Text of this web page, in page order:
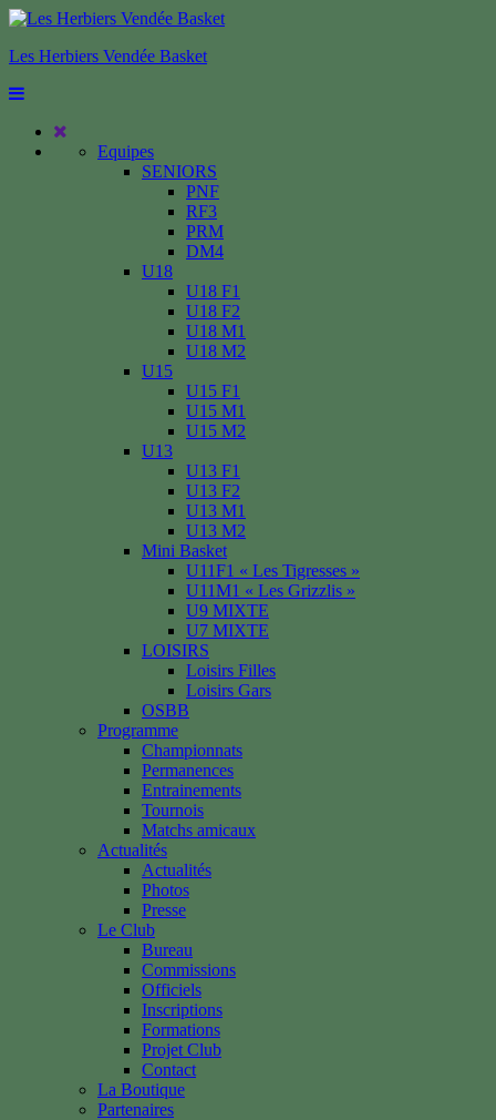
Les Herbiers Vendée Basket
Equipes
SENIORS
PNF
RF3
PRM
DM4
U18
U18 F1
U18 F2
U18 M1
U18 M2
U15
U15 F1
U15 M1
U15 M2
U13
U13 F1
U13 F2
U13 M1
U13 M2
Mini Basket
U11F1 « Les Tigresses »
U11M1 « Les Grizzlis »
U9 MIXTE
U7 MIXTE
LOISIRS
Loisirs Filles
Loisirs Gars
OSBB
Programme
Championnats
Permanences
Entrainements
Tournois
Matchs amicaux
Actualités
Actualités
Photos
Presse
Le Club
Bureau
Commissions
Officiels
Inscriptions
Formations
Projet Club
Contact
La Boutique
Partenaires